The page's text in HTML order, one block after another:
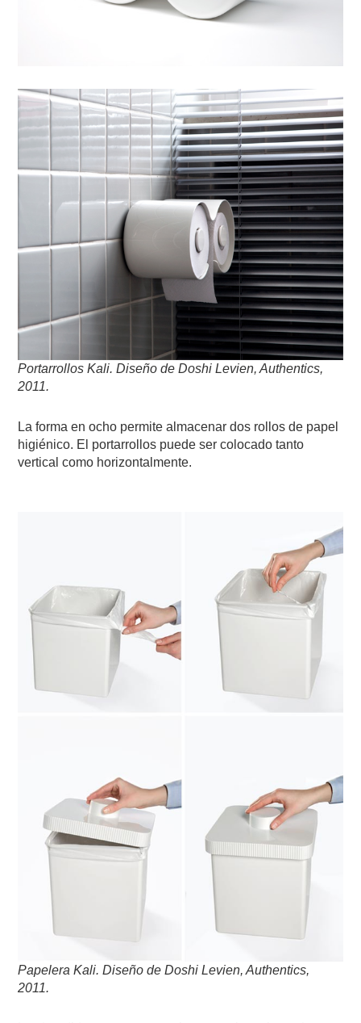
Portarrollos Kali.Diseño de Doshi Levien,Authentics,
2011.
La forma en ocho permite almacenar dos rollos de papel
higiénico. El portarrollos puede ser colocado tanto
vertical como horizontalmente.
Papelera Kali.Diseño de Doshi Levien,Authentics,
2011.